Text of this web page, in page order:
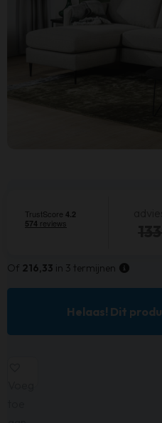
Of 216,33 in 3 termijnen
Helaas! Dit